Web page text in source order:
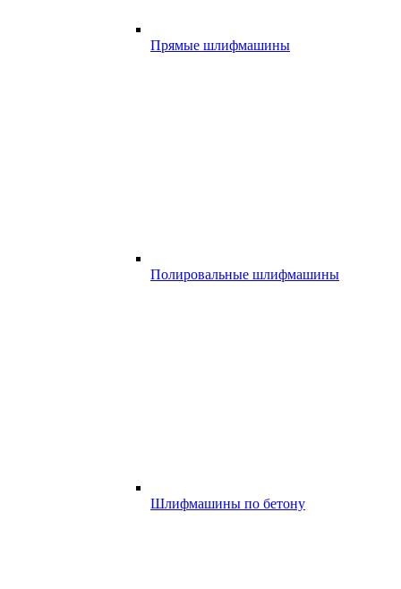
Прямые шлифмашины
Полировальные шлифмашины
Шлифмашины по бетону